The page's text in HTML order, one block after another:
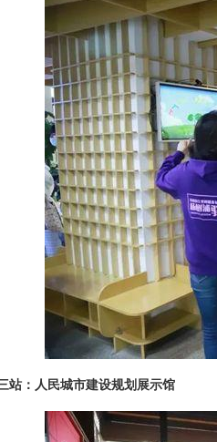
站：人民城市建设规划展示馆